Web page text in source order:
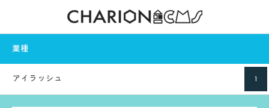
業種
1
アイラッシュ